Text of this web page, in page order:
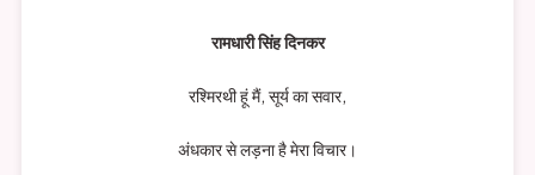
रामधारी सिंह दिनकर
रश्मिरथी हूं मैं, सूर्य का सवार,
अंधकार से लड़ना है मेरा विचार।